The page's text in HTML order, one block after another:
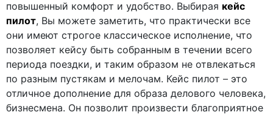
повышенный комфорт и удобство. Выбирая кейс
пилот, Вы можете заметить, что практически все
они имеют строгое классическое исполнение, что
позволяет кейсу быть собранным в течении всего
периода поездки, и таким образом не отвлекаться
по разным пустякам и мелочам. Кейс пилот – это
отличное дополнение для образа делового человека,
бизнесмена. Он позволит произвести благоприятное